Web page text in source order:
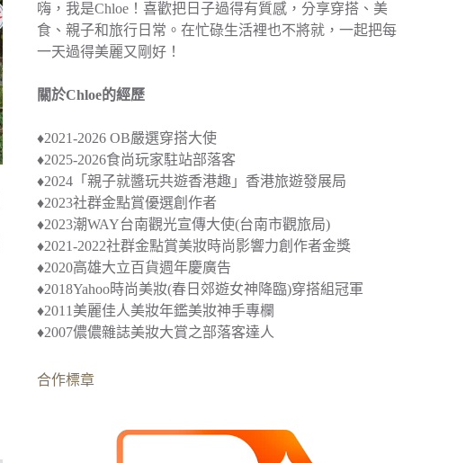
嗨，我是Chloe！喜歡把日子過得有質感，分享穿搭、美
食、親子和旅行日常。在忙碌生活裡也不將就，一起把每
一天過得美麗又剛好！
關於Chloe的經歷
♦︎2021-2026 OB嚴選穿搭大使
♦︎2025-2026食尚玩家駐站部落客
♦︎2024 「親子就醬玩共遊香港趣」 香港旅遊發展局
♦︎2023社群金點賞優選創作者
♦︎2023潮WAY台南觀光宣傳大使(台南市觀旅局)
♦︎2021-2022社群金點賞美妝時尚影響力創作者金獎
♦︎2020高雄大立百貨週年慶廣告
♦︎2018Yahoo時尚美妝(春日郊遊女神降臨)穿搭組冠軍
♦︎2011美麗佳人美妝年鑑美妝神手專欄
♦︎2007儂儂雜誌美妝大賞之部落客達人
合作標章